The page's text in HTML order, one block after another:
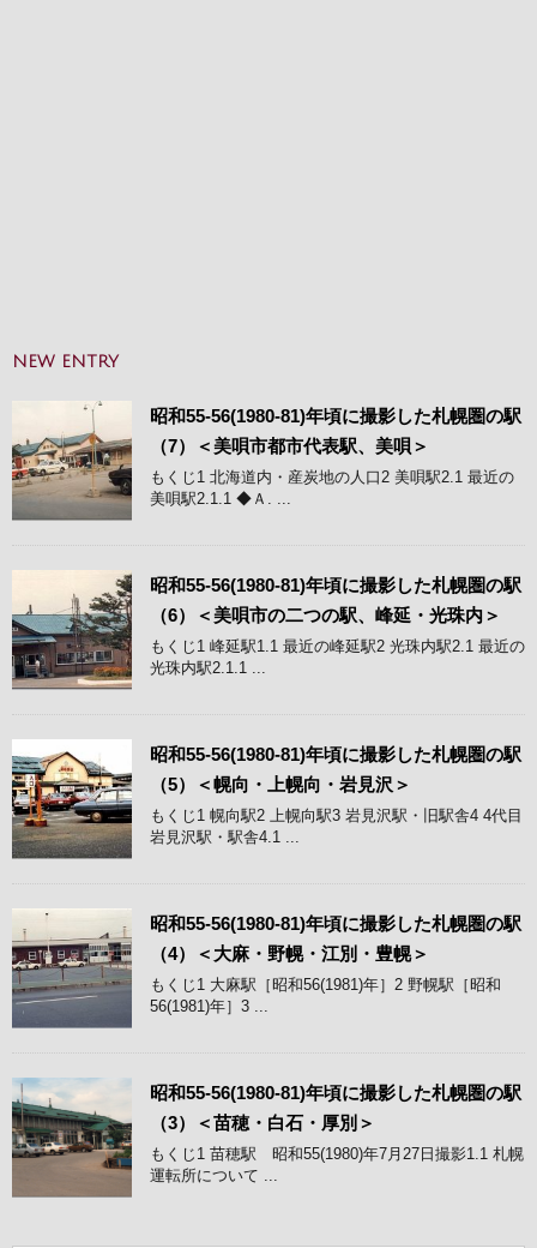
NEW ENTRY
昭和55-56(1980-81)年頃に撮影した札幌圏の駅
（7）＜美唄市都市代表駅、美唄＞
もくじ1 北海道内・産炭地の人口2 美唄駅2.1 最近の
美唄駅2.1.1 ◆Ａ. ...
昭和55-56(1980-81)年頃に撮影した札幌圏の駅
（6）＜美唄市の二つの駅、峰延・光珠内＞
もくじ1 峰延駅1.1 最近の峰延駅2 光珠内駅2.1 最近の
光珠内駅2.1.1 ...
昭和55-56(1980-81)年頃に撮影した札幌圏の駅
（5）＜幌向・上幌向・岩見沢＞
もくじ1 幌向駅2 上幌向駅3 岩見沢駅・旧駅舎4 4代目
岩見沢駅・駅舎4.1 ...
昭和55-56(1980-81)年頃に撮影した札幌圏の駅
（4）＜大麻・野幌・江別・豊幌＞
もくじ1 大麻駅［昭和56(1981)年］2 野幌駅［昭和
56(1981)年］3 ...
昭和55-56(1980-81)年頃に撮影した札幌圏の駅
（3）＜苗穂・白石・厚別＞
もくじ1 苗穂駅 昭和55(1980)年7月27日撮影1.1 札幌
運転所について ...